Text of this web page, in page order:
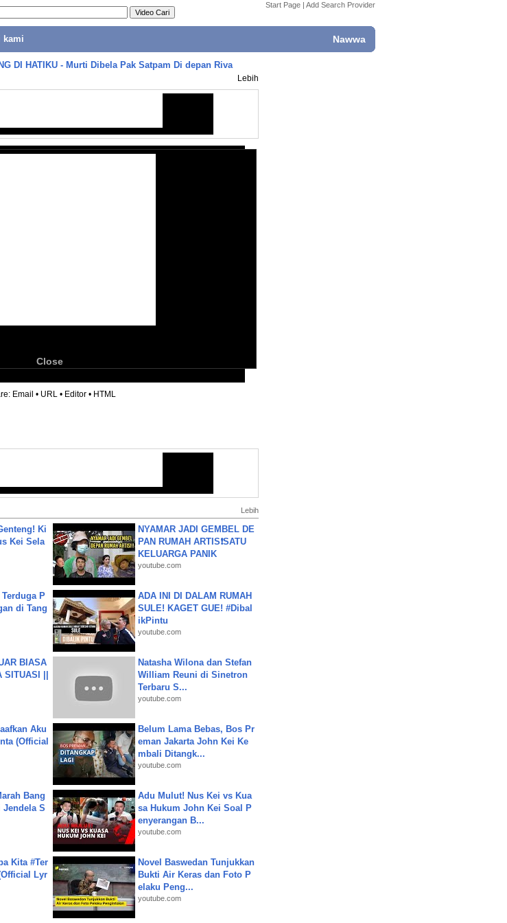
Start Page | Add Search Provider
kami Nawwa
DI HATIKU - Murti Dibela Pak Satpam Di depan Riva
Lebih
Close
Email • URL • Editor • HTML
Lebih
Ki
Kei Sela
NYAMAR JADI GEMBEL DE
PAN RUMAH ARTIS❗SATU
KELUARGA PANIK
youtube.com
Terduga P
di Tang
ADA INI DI DALAM RUMAH
SULE! KAGET GUE! #Dibal
ikPintu
youtube.com
BIASA
||
Natasha Wilona dan Stefan
William Reuni di Sinetron
Terbaru S...
youtube.com
Aku
(Official
Belum Lama Bebas, Bos Pr
eman Jakarta John Kei Ke
mbali Ditangk...
youtube.com
Bang
Jendela S
Adu Mulut! Nus Kei vs Kua
sa Hukum John Kei Soal P
enyerangan B...
youtube.com
Kita #Ter
Lyr
Novel Baswedan Tunjukkan
Bukti Air Keras dan Foto P
elaku Peng...
youtube.com